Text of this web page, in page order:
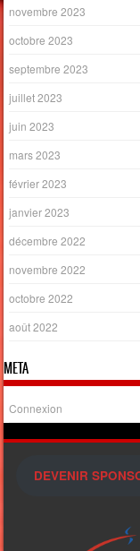
novembre 2023
octobre 2023
septembre 2023
juillet 2023
juin 2023
mars 2023
février 2023
janvier 2023
décembre 2022
novembre 2022
octobre 2022
août 2022
META
Connexion
DEVENIR